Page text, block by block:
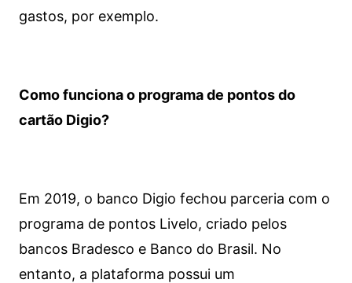
gastos, por exemplo.
Como funciona o programa de pontos do
cartão Digio?
Em 2019, o banco Digio fechou parceria com o
programa de pontos Livelo, criado pelos
bancos Bradesco e Banco do Brasil. No
entanto, a plataforma possui um